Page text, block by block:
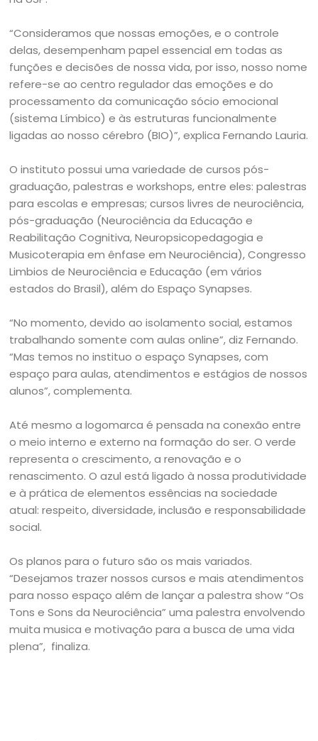
“Consideramos que nossas emoções, e o controle
delas, desempenham papel essencial em todas as
funções e decisões de nossa vida, por isso, nosso nome
refere-se ao centro regulador das emoções e do
processamento da comunicação sócio emocional
(sistema Límbico) e às estruturas funcionalmente
ligadas ao nosso cérebro (BIO)”, explica Fernando Lauria.
O instituto possui uma variedade de cursos pós-
graduação, palestras e workshops, entre eles: palestras
para escolas e empresas; cursos livres de neurociência,
pós-graduação (Neurociência da Educação e
Reabilitação Cognitiva, Neuropsicopedagogia e
Musicoterapia em ênfase em Neurociência), Congresso
Limbios de Neurociência e Educação (em vários
estados do Brasil), além do Espaço Synapses.
“No momento, devido ao isolamento social, estamos
trabalhando somente com aulas online”, diz Fernando.
“Mas temos no instituo o espaço Synapses, com
espaço para aulas, atendimentos e estágios de nossos
alunos”, complementa.
Até mesmo a logomarca é pensada na conexão entre
o meio interno e externo na formação do ser. O verde
representa o crescimento, a renovação e o
renascimento. O azul está ligado à nossa produtividade
e à prática de elementos essências na sociedade
atual: respeito, diversidade, inclusão e responsabilidade
social.
Os planos para o futuro são os mais variados.
“Desejamos trazer nossos cursos e mais atendimentos
para nosso espaço além de lançar a palestra show “Os
Tons e Sons da Neurociência” uma palestra envolvendo
muita musica e motivação para a busca de uma vida
plena”, finaliza.